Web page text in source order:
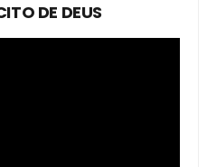
DE DEUS